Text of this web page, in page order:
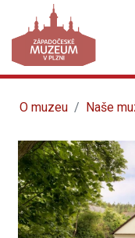
O muzeu Naše